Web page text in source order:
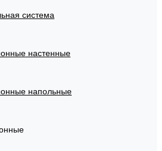
система
настенные
напольные